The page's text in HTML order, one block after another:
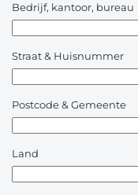
Bedrijf, kantoor, bureau
Straat & Huisnummer
Postcode & Gemeente
Land